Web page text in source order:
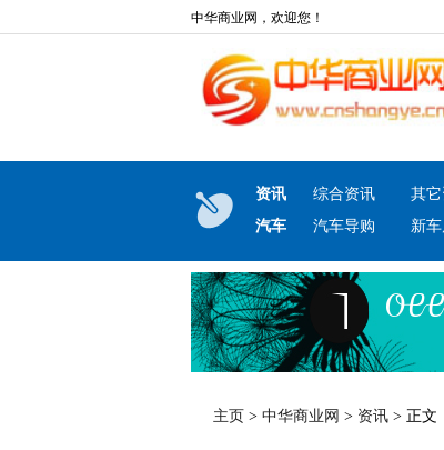
中华商业网，欢迎您！
资讯 综合资讯
其
汽车
汽车导购 新
主页 > 中华商业网 > 资讯 > 正文